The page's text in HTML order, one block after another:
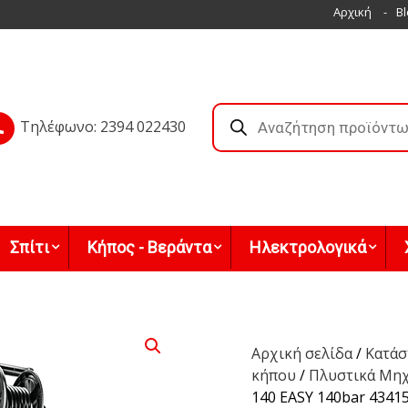
Αρχική
Τηλέφωνο: 2394 022430
Products
search
Σπίτι Κήπος - Βεράντα Ηλεκτρολογικά
Αρχική σελίδα/
κήπου / Πλυστικά
140 EASY 140bar